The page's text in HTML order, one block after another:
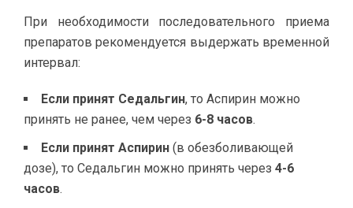
При необходимости последовательного приема
препаратов рекомендуется выдержать временной
интервал:
Если принят Седальгин, то Аспирин можно
принять не ранее, чем через 6-8 часов.
Если принят Аспирин (в обезболивающей
дозе), то Седальгин можно принять через 4-6
часов.